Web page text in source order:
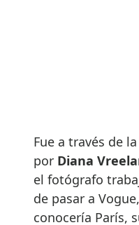
Fue a través de
por Diana
el fotógrafo
de pasar a
conocería París,